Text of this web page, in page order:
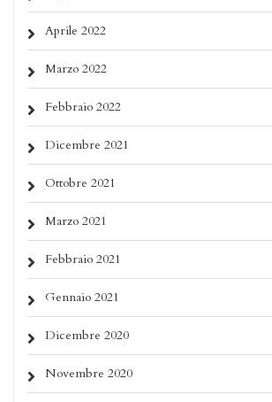
Aprile 2022
Marzo 2022
Febbraio 2022
Dicembre 2021
Ottobre 2021
Marzo 2021
Febbraio 2021
Gennaio 2021
Dicembre 2020
Novembre 2020